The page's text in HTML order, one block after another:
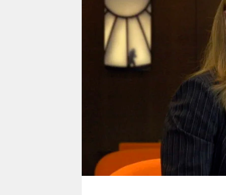
wahrheit
verlag
verlag
abo
genossenschaft